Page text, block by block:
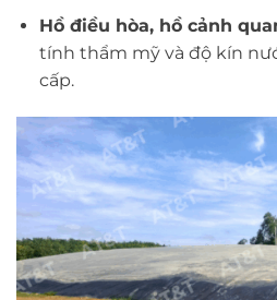
Hồ điều hòa, hồ cảnh
tính thẩm mỹ và độ kín
cấp.